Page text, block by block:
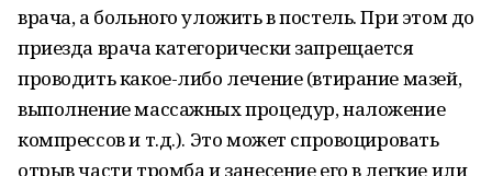
врача, а больного уложить в постель. При этом до
приезда врача категорически запрещается
проводить какое-либо лечение (втирание мазей,
выполнение массажных процедур, наложение
компрессов и т.д.). Это может спровоцировать
отрыв части тромба и занесение его в легкие или